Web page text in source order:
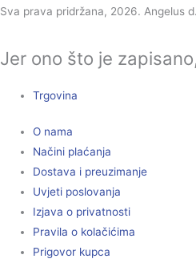
Sva prava pridržana, 2026. Angelus
Jer ono što je
Trgovina
O nama
Načini plaćanja
Dostava i preuzimanje
Uvjeti poslovanja
Izjava o privatnosti
Pravila o kolačićima
Prigovor kupca